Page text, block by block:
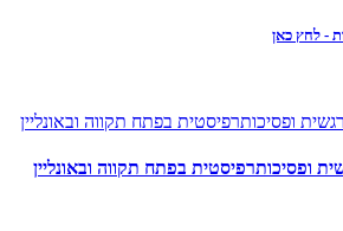
- לחץ כאן
ופסיכותרפיסטית בפתח תקווה ובאונליין